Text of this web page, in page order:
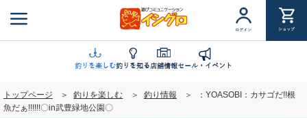
ン
ツ
ログイン ショップ
釣りを楽しむ釣りを知る店舗情報セール・イベント
トップページ 釣りを楽しむ 釣り情報
：YOASOBI：カサゴだ!!根
魚だぁ!!!!!!〇in武豊緑地公園〇